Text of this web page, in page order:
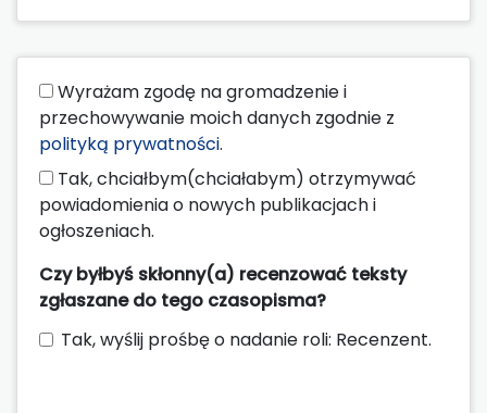
przechowywanie moich danych zgodnie z
polityką prywatności.
powiadomienia o nowych publikacjach i
ogłoszeniach.
Czy byłbyś skłonny(a) recenzować teksty
zgłaszane do tego czasopisma?
Tak, wyślij prośbę o nadanie roli: Recenzent.